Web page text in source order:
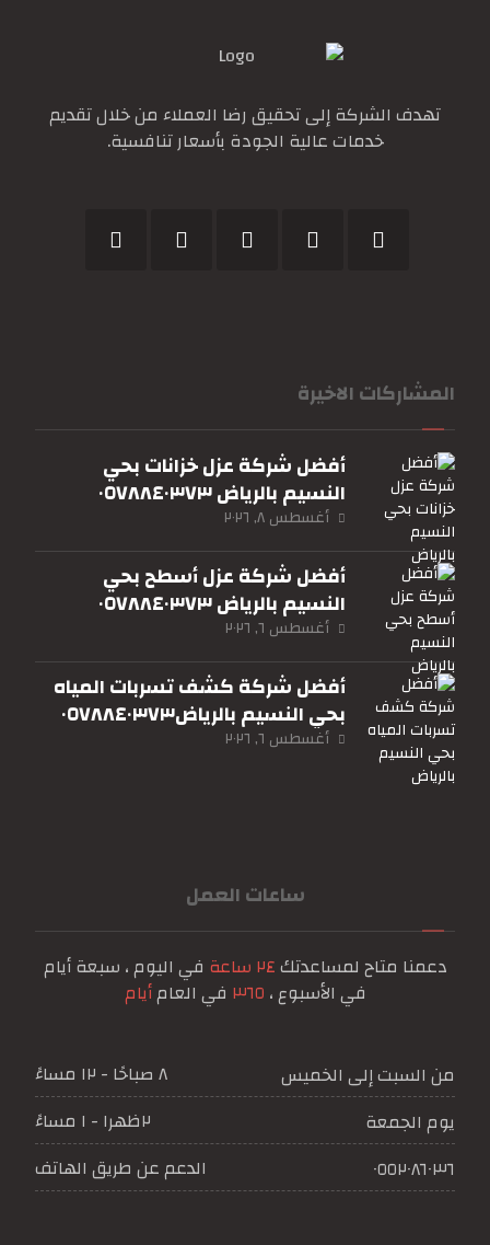
تهدف الشركة إلى تحقيق رضا العملاء من خلال تقديم
خدمات عالية الجودة بأسعار تنافسية.
المشاركات الاخيرة
أفضل شركة عزل خزانات بحي
النسيم بالرياض ٠٥٧٨٨٤٠٣٧٣
أغسطس ٨, ٢٠٢٦
أفضل شركة عزل أسطح بحي
النسيم بالرياض ٠٥٧٨٨٤٠٣٧٣
أغسطس ٦, ٢٠٢٦
أفضل شركة كشف تسربات المياه
بحي النسيم بالرياض٠٥٧٨٨٤٠٣٧٣
أغسطس ٦, ٢٠٢٦
ساعات العمل
دعمنا متاح لمساعدتك٢٤ ساعة
في اليوم ، سبعة أيام
في الأسبوع ، ٣٦٥ في العامأيام
من السبت إلى الخميس
٨ صباحًا - ١٢ مساءً
يوم الجمعة
٢ظهرا - ١ مساءً
٠٥٥٢٠٨٦٠٣٦
الدعم عن طريق الهاتف